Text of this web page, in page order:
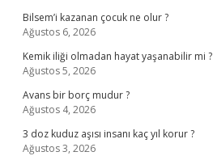
Bilsem’i kazanan çocuk ne olur ?
Ağustos 6, 2026
Kemik iliği olmadan hayat yaşanabilir mi ?
Ağustos 5, 2026
Avans bir borç mudur ?
Ağustos 4, 2026
3 doz kuduz aşısı insanı kaç yıl korur ?
Ağustos 3, 2026